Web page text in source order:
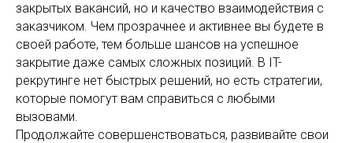
закрытых вакансий, но и качество взаимодействия с
заказчиком. Чем прозрачнее и активнее вы будете в
своей работе, тем больше шансов на успешное
закрытие даже самых сложных позиций. В IT-
рекрутинге нет быстрых решений, но есть стратегии,
которые помогут вам справиться с любыми
вызовами.
Продолжайте совершенствоваться, развивайте свои